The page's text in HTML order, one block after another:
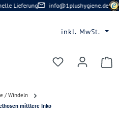
Lieferung info@1plushygiene.de
inkl. MwSt.
Du hast 0
/ Windeln
mittlere Inko